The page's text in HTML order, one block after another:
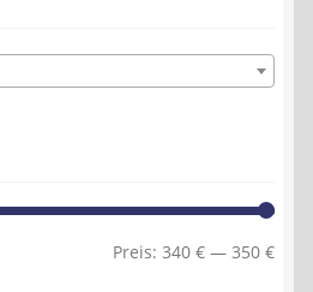
Min.
Max.
Preis: 340 € — 350 €